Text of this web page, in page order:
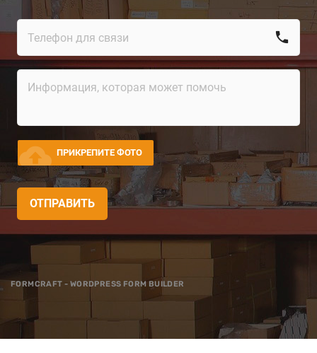
call
cloud_upload ПРИКРЕПИТЕ ФОТО
ОТПРАВИТЬ
FORMCRAFT - WORDPRESS FORM BUILDER